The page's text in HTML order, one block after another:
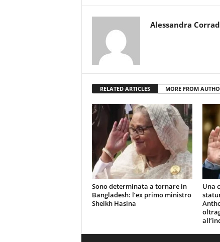
Alessandra
RELATED ARTICLES MORE FROM
Sono determinata a tornare in
Bangladesh: l’ex primo ministro
Sheikh Hasina
Una